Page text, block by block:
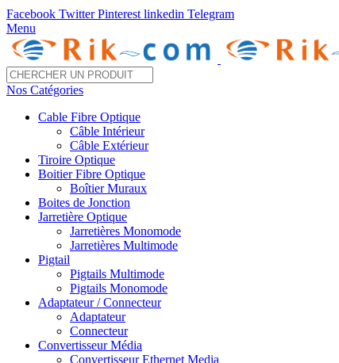
Facebook Twitter Pinterest linkedin Telegram
Menu
Nos Catégories
Cable Fibre Optique
Câble Intérieur
Câble Extérieur
Tiroire Optique
Boitier Fibre Optique
Boîtier Muraux
Boites de Jonction
Jarretière Optique
Jarretières Monomode
Jarretières Multimode
Pigtail
Pigtails Multimode
Pigtails Monomode
Adaptateur / Connecteur
Adaptateur
Connecteur
Convertisseur Média
Convertisseur Ethernet Media